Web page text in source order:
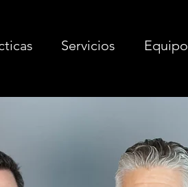
Servicios Equipo